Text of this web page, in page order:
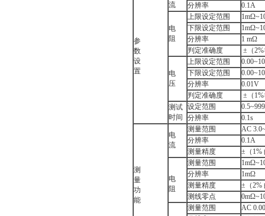
参
数
设
置
流
分辨率
0.1A
电
阻
上限设定范围
下限设定范围
分辨率
1 mΩ
判定准确度
±（
电
压
上限设定范围
下限设定范围
分辨率
0.01V
判定准确度
±（
测试
时间
设定范围
分辨率
0.1s
测
量
功
能
电
流
测量范围
AC
分辨率
0.1A
测量精度
±（1%
电
阻
测量范围
分辨率
1mΩ
测量精度
±（2%
测线零点
测量范围
AC